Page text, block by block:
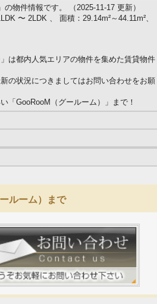
物件情報です。 （2025-11-17 更新）
〜 2LDK 、 面積：29.14m²～44.11m²、
は都内人気エリアの物件を集めた賃貸物件
の状況につきましてはお問い合わせをお願
「GooRooM（グールーム）」まで！
ルーム）まで